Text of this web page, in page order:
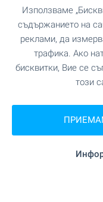
AMur
Идеалният
спокойствието
ул. Славянска
Park, където
комплекс AMur
гамата
на атрактивни
Използваме
съдържанието на
реклами, да
трафика. Ако
бисквитки, Вие се
този